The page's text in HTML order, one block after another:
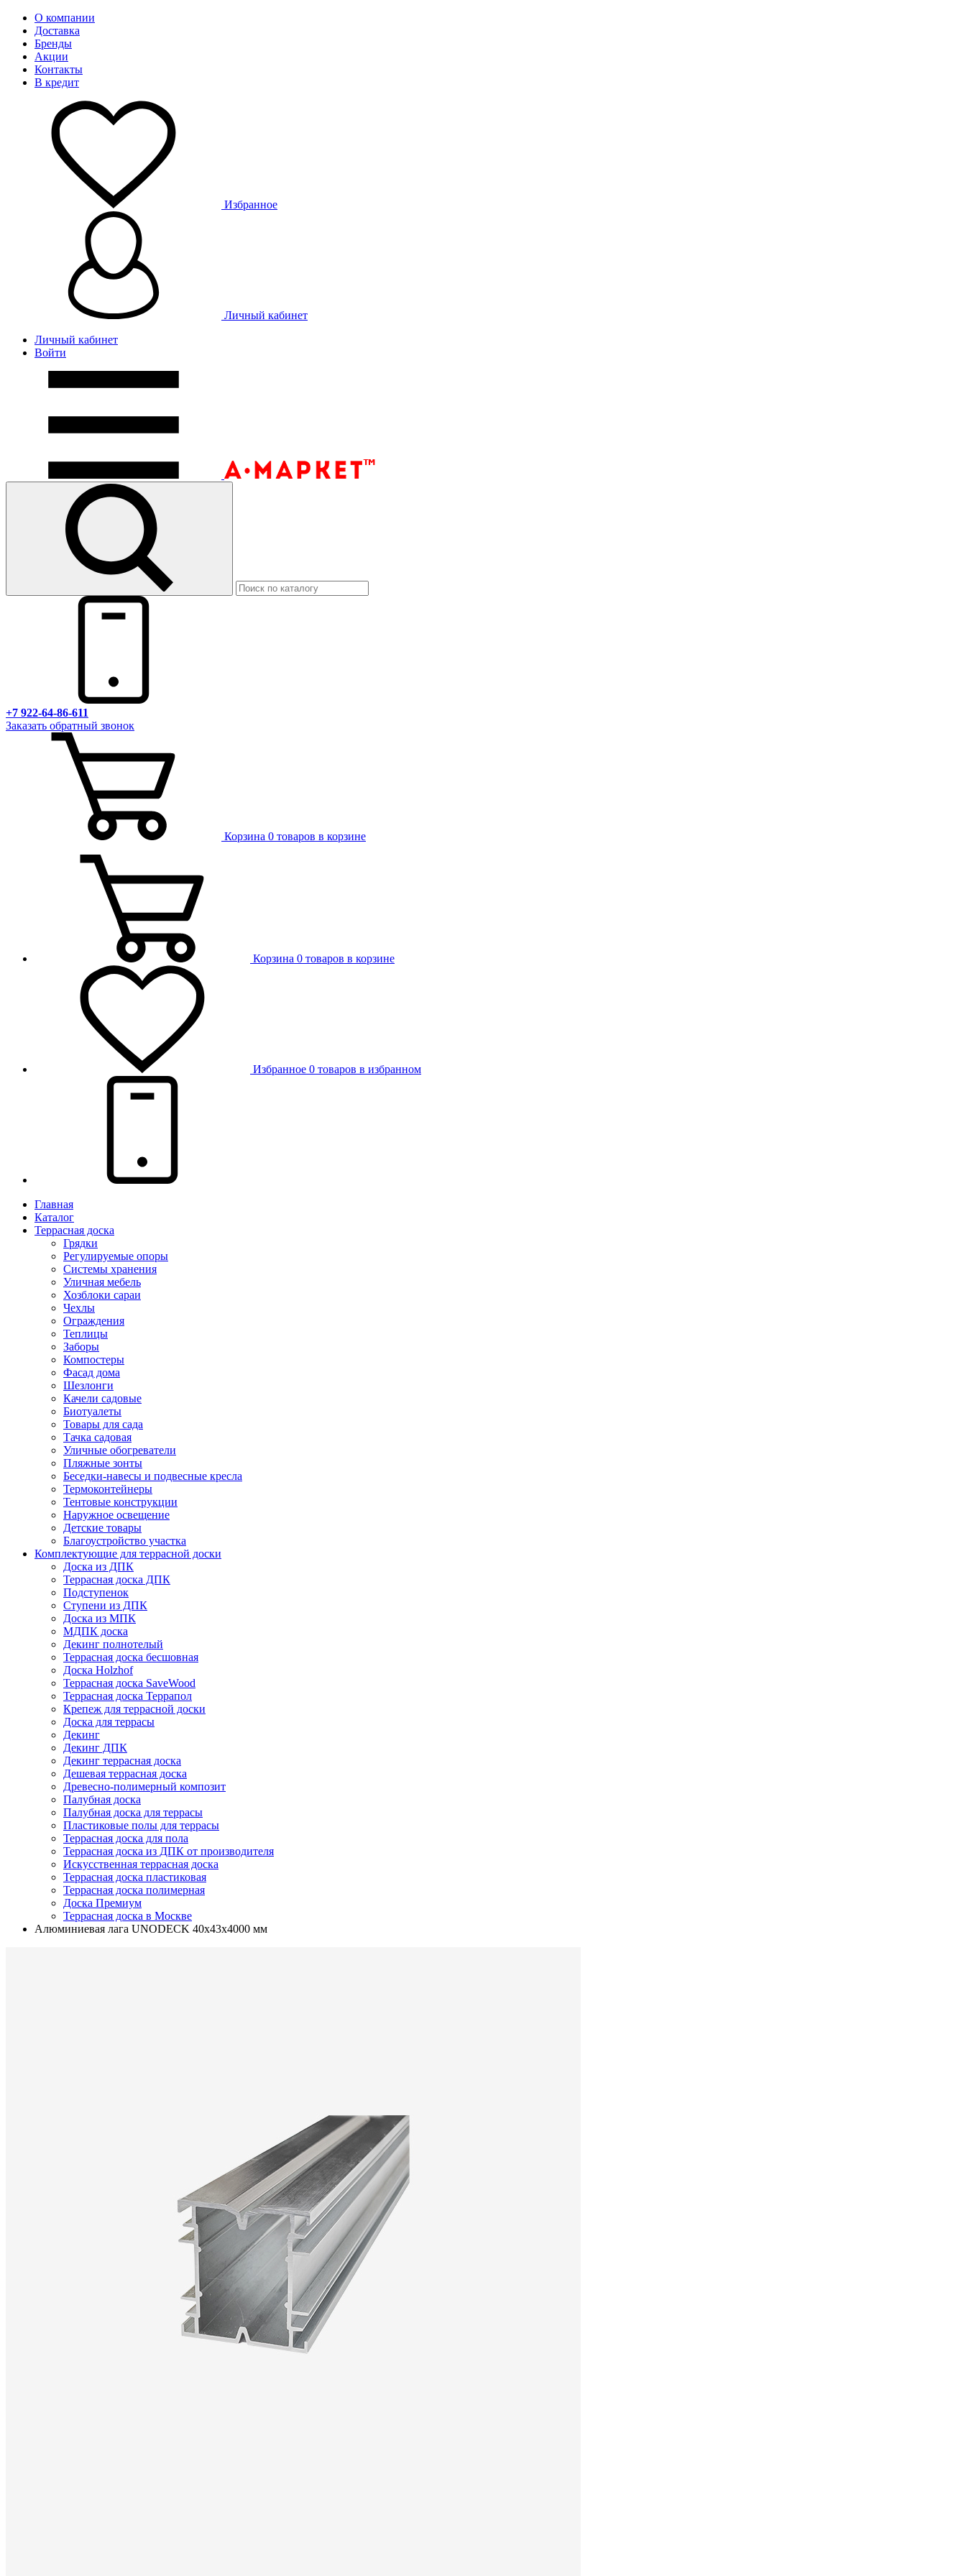
О компании
Доставка
Бренды
Акции
Контакты
В кредит
Избранное
Личный кабинет
Личный кабинет
Войти
+7 922-64-86-611
Заказать обратный звонок
Корзина 0 товаров в корзине
Корзина 0 товаров в корзине
Избранное 0 товаров в избранном
Главная
Каталог
Террасная доска
Грядки
Регулируемые опоры
Системы хранения
Уличная мебель
Хозблоки сараи
Чехлы
Ограждения
Теплицы
Заборы
Компостеры
Фасад дома
Шезлонги
Качели садовые
Биотуалеты
Товары для сада
Тачка садовая
Уличные обогреватели
Пляжные зонты
Беседки-навесы и подвесные кресла
Термоконтейнеры
Тентовые конструкции
Наружное освещение
Детские товары
Благоустройство участка
Комплектующие для террасной доски
Доска из ДПК
Террасная доска ДПК
Подступенок
Ступени из ДПК
Доска из МПК
МДПК доска
Декинг полнотелый
Террасная доска бесшовная
Доска Holzhof
Террасная доска SaveWood
Террасная доска Террапол
Крепеж для террасной доски
Доска для террасы
Декинг
Декинг ДПК
Декинг террасная доска
Дешевая террасная доска
Древесно-полимерный композит
Палубная доска
Палубная доска для террасы
Пластиковые полы для террасы
Террасная доска для пола
Террасная доска из ДПК от производителя
Искусственная террасная доска
Террасная доска пластиковая
Террасная доска полимерная
Доска Премиум
Террасная доска в Москве
Алюминиевая лага UNODECK 40х43x4000 мм